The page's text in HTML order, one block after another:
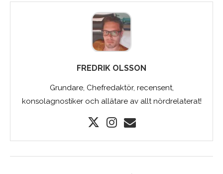
FREDRIK OLSSON
Grundare, Chefredaktör, recensent,
konsolagnostiker och allätare av allt nördrelaterat!